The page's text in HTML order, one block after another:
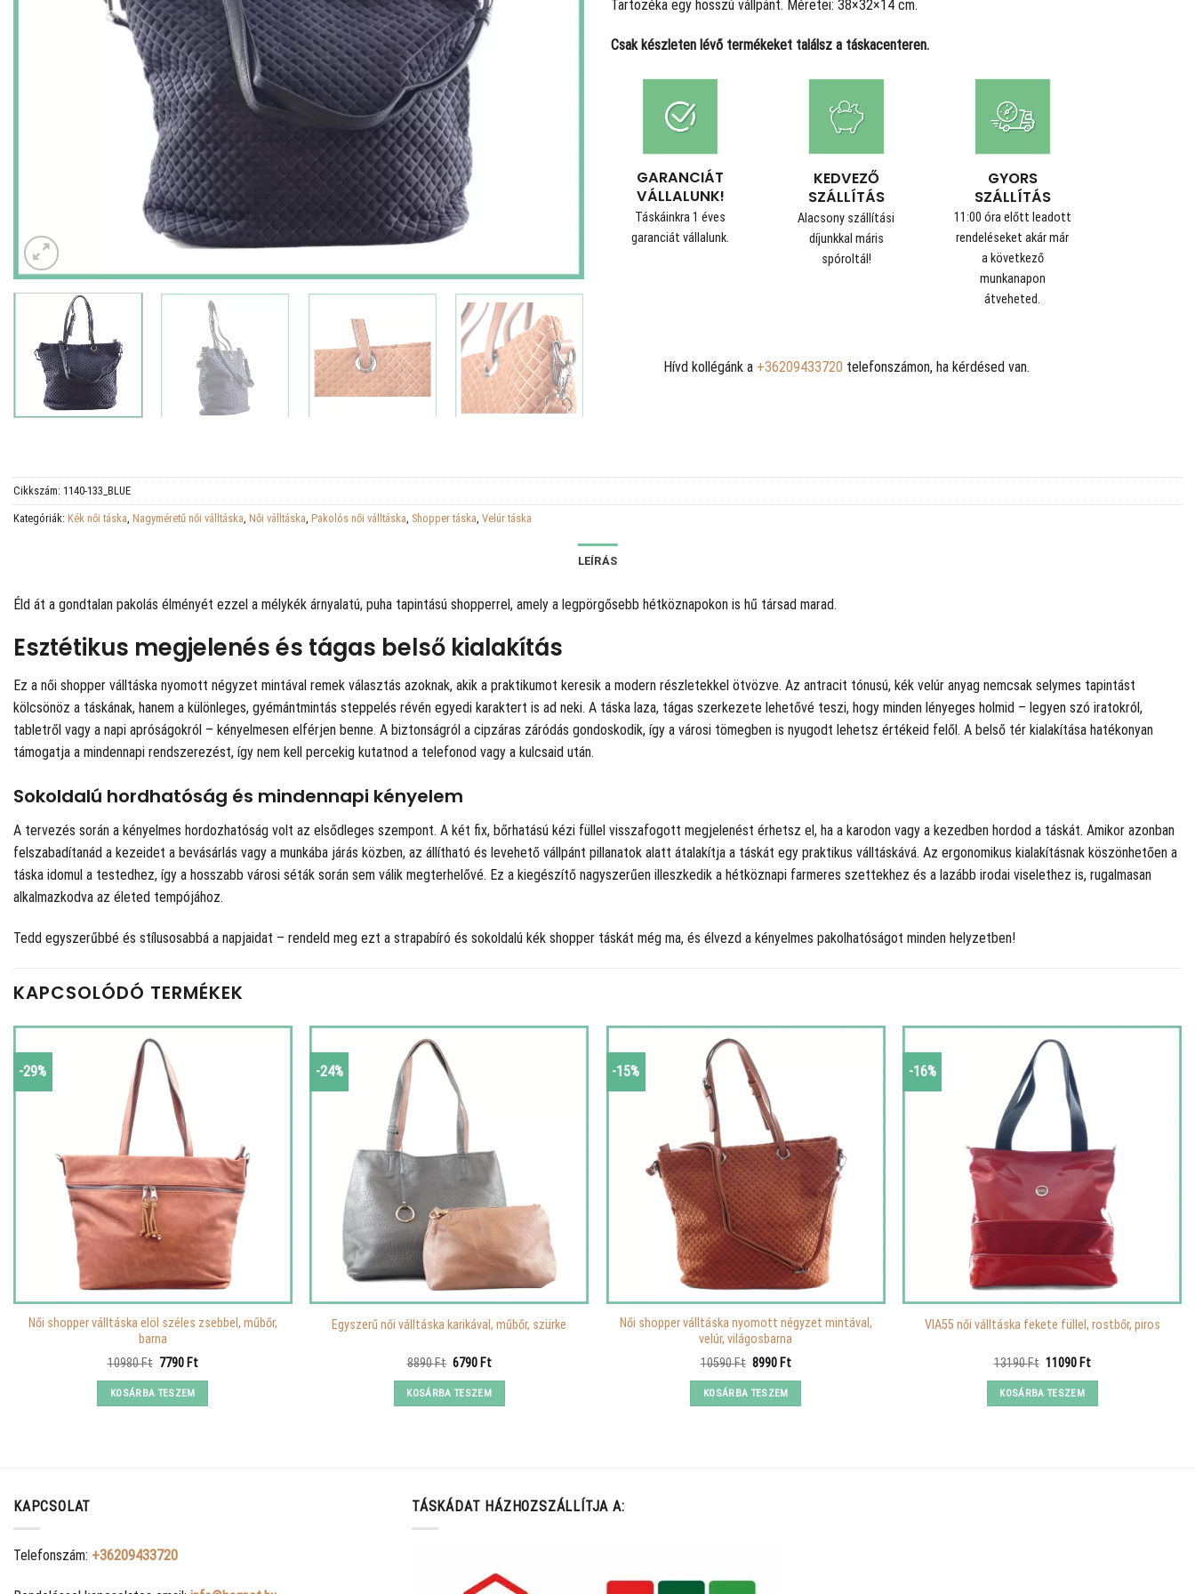
Tartozéka egy hosszú vállpánt. Méretei: 38×32×14 cm.
Csak készleten lévő termékeket találsz a táskacenteren.
GARANCIÁT
VÁLLALUNK!
Táskáinkra 1 éves
garanciát vállalunk.
KEDVEZŐ
SZÁLLÍTÁS
Alacsony szállítási
díjunkkal máris
spóroltál!
GYORS
SZÁLLÍTÁS
11:00 óra előtt leadott
rendeléseket akár már
a következő
munkanapon
átveheted.
Hívd kollégánk a +36209433720 telefonszámon, ha kérdésed van.
Cikkszám: 1140-133_BLUE
Kategóriák: Kék női táska Nagyméretű női válltáska Női válltáska Pakolós női válltáska Shopper táska Velúr táska
LEÍRÁS
Éld át a gondtalan pakolás élményét ezzel a mélykék árnyalatú, puha tapintású shopperrel, amely a legpörgősebb hétköznapokon is hű társad marad.
Esztétikus megjelenés és tágas belső kialakítás
Ez a női shopper válltáska nyomott négyzet mintával remek választás azoknak, akik a praktikumot keresik a modern részletekkel ötvözve. Az antracit tónusú, kék velúr anyag nemcsak selymes tapintást
kölcsönöz a táskának, hanem a különleges, gyémántmintás steppelés révén egyedi karaktert is ad neki. A táska laza, tágas szerkezete lehetővé teszi, hogy minden lényeges holmid – legyen szó iratokról,
tabletről vagy a napi apróságokról – kényelmesen elférjen benne. A biztonságról a cipzáras záródás gondoskodik, így a városi tömegben is nyugodt lehetsz értékeid felől. A belső tér kialakítása hatékonyan
támogatja a mindennapi rendszerezést, így nem kell percekig kutatnod a telefonod vagy a kulcsaid után.
Sokoldalú hordhatóság és mindennapi kényelem
A tervezés során a kényelmes hordozhatóság volt az elsődleges szempont. A két fix, bőrhatású kézi füllel visszafogott megjelenést érhetsz el, ha a karodon vagy a kezedben hordod a táskát. Amikor azonban
felszabadítanád a kezeidet a bevásárlás vagy a munkába járás közben, az állítható és levehető vállpánt pillanatok alatt átalakítja a táskát egy praktikus válltáskává. Az ergonomikus kialakításnak köszönhetően a
táska idomul a testedhez, így a hosszabb városi séták során sem válik megterhelővé. Ez a kiegészítő nagyszerűen illeszkedik a hétköznapi farmeres szettekhez és a lazább irodai viselethez is, rugalmasan
alkalmazkodva az életed tempójához.
Tedd egyszerűbbé és stílusosabbá a napjaidat – rendeld meg ezt a strapabíró és sokoldalú kék shopper táskát még ma, és élvezd a kényelmes pakolhatóságot minden helyzetben!
KAPCSOLÓDÓ TERMÉKEK
-29%
Női shopper válltáska elöl széles zsebbel, műbőr,
barna
10980Ft Original
was:
10980 Ft.
7790 FtCurrent
KOSÁRBA TESZEM
-24%
Egyszerű női válltáska karikával, műbőr, szürke
8890Ft Original
was:
8890 Ft.
6790 FtCurrent
is:
6790 Ft.
KOSÁRBA TESZEM
-15%
Női shopper válltáska nyomott négyzet mintával,
velúr, világosbarna
10590Ft Original
was:
10590 Ft.
8990 FtCurrent
KOSÁRBA TESZEM
-16%
VIA55 női válltáska fekete füllel, rostbőr, piros
13190Ft Original
was:
13190 Ft.
11090 FtCurrent
KOSÁRBA TESZEM
KAPCSOLAT
Telefonszám: +36209433720
TÁSKÁDAT HÁZHOZSZÁLLÍTJA A: